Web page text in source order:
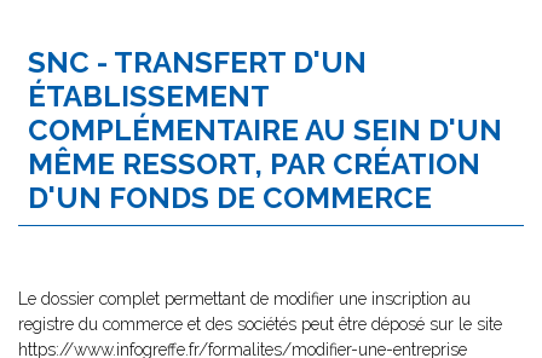
SNC - TRANSFERT D'UN
ÉTABLISSEMENT
COMPLÉMENTAIRE AU SEIN D'UN
MÊME RESSORT, PAR CRÉATION
D'UN FONDS DE COMMERCE
Le dossier complet permettant de modifier une inscription au
registre du commerce et des sociétés peut être déposé sur le site
https://www.infogreffe.fr/formalites/modifier-une-entreprise